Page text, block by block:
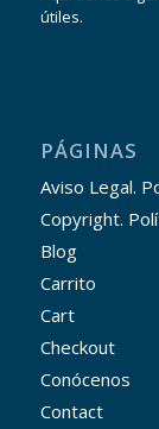
útiles.
PÁGINAS
Aviso Legal.
Copyright.
Blog
Carrito
Cart
Checkout
Conócenos
Contact